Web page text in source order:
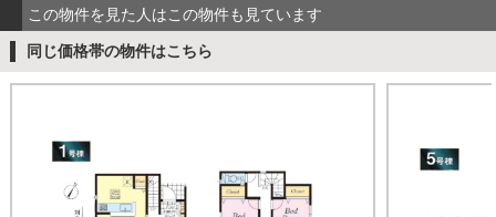
この物件を見た人はこの物件も見ています
同じ価格帯の物件はこちら